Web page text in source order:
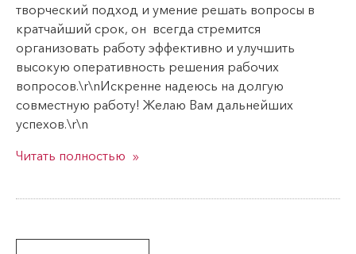
Брюки
Костюмы
Майки
Футболки
Шорты
Толстовки
творческий подход и умение решать вопросы в
кратчайший срок, он всегда стремится
организовать работу эффективно и улучшить
высокую оперативность решения рабочих
вопросов.\r\nИскренне надеюсь на долгую
совместную работу! Желаю Вам дальнейших
успехов.\r\n
Читать полностью